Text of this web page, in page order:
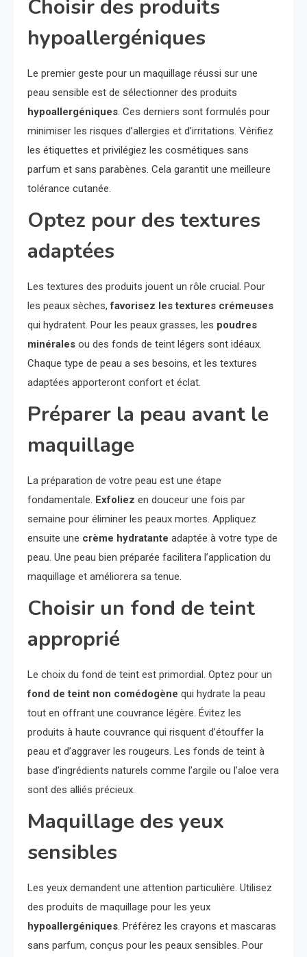
Choisir des produits
hypoallergéniques
Le premier geste pour un maquillage réussi sur une
peau sensible est de sélectionner des produits
hypoallergéniques. Ces derniers sont formulés pour
minimiser les risques d’allergies et d’irritations. Vérifiez
les étiquettes et privilégiez les cosmétiques sans
parfum et sans parabènes. Cela garantit une meilleure
tolérance cutanée.
Optez pour des textures
adaptées
Les textures des produits jouent un rôle crucial. Pour
les peaux sèches,favorisez les textures crémeuses
qui hydratent. Pour les peaux grasses, les poudres
minérales ou des fonds de teint légers sont idéaux.
Chaque type de peau a ses besoins, et les textures
adaptées apporteront confort et éclat.
Préparer la peau avant le
maquillage
La préparation de votre peau est une étape
fondamentale. Exfoliez en douceur une fois par
semaine pour éliminer les peaux mortes. Appliquez
ensuite une crème hydratante adaptée à votre type de
peau. Une peau bien préparée facilitera l’application du
maquillage et améliorera sa tenue.
Choisir un fond de teint
approprié
Le choix du fond de teint est primordial. Optez pour un
fond de teint non comédogène qui hydrate la peau
tout en offrant une couvrance légère. Évitez les
produits à haute couvrance qui risquent d’étouffer la
peau et d’aggraver les rougeurs. Les fonds de teint à
base d’ingrédients naturels comme l’argile ou l’aloe vera
sont des alliés précieux.
Maquillage des yeux
sensibles
Les yeux demandent une attention particulière. Utilisez
des produits de maquillage pour les yeux
hypoallergéniques. Préférez les crayons et mascaras
sans parfum, conçus pour les peaux sensibles. Pour